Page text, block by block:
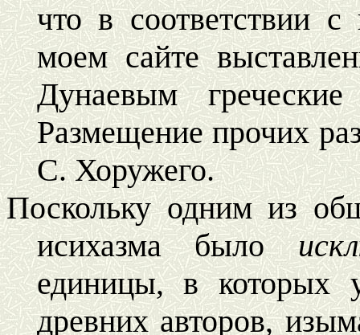
что в соответствии
моем сайте
Дунаевым
Размещение прочих
С. Хоружего.
Поскольку одним из
исихазма было
единицы, в которых
древних авторов,